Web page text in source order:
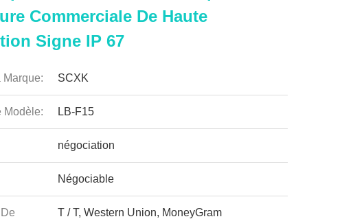
Commerciale De Haute
Signe IP 67
Marque: SCXK
Modèle: LB-F15
négociation
Négociable
T / T, Western Union, MoneyGram